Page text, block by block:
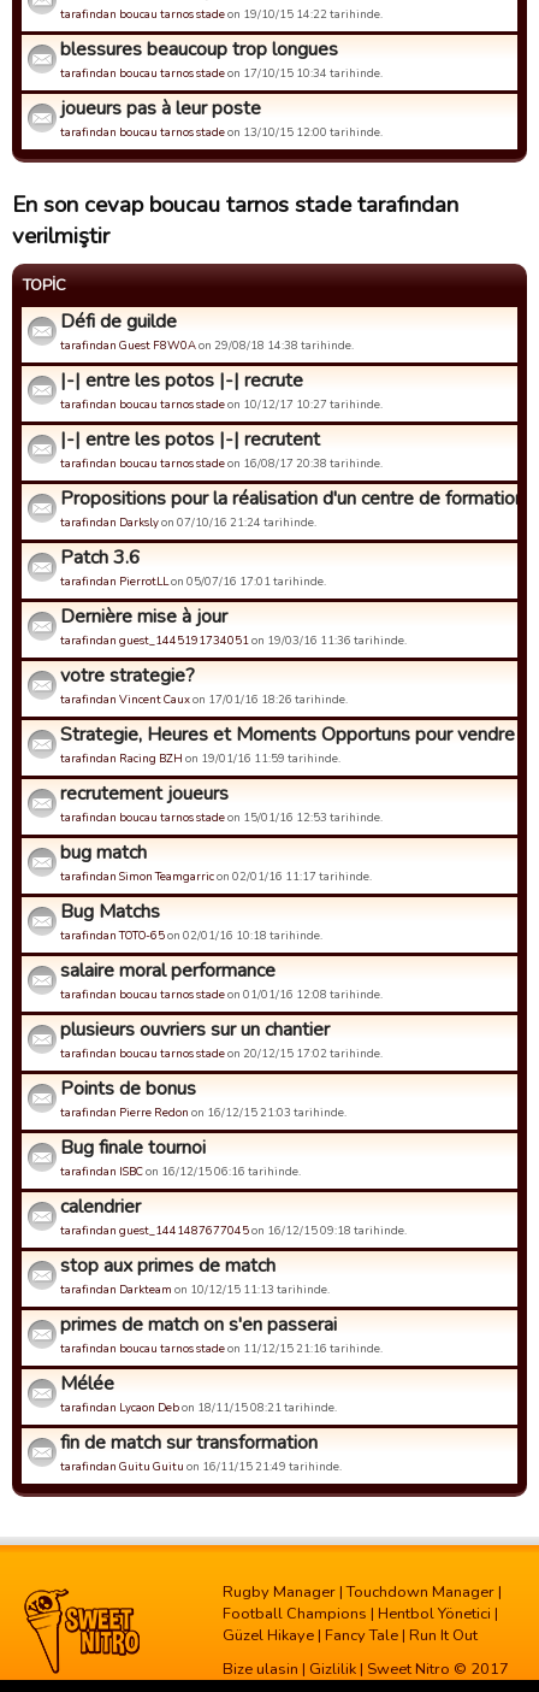
tarafindan boucau tarnos stadeon 19/10/15 14:22 tarihinde.
blessures beaucoup trop longues
tarafindan boucau tarnos stadeon 17/10/15 10:34 tarihinde.
joueurs pas à leur poste
tarafindan boucau tarnos stadeon 13/10/15 12:00 tarihinde.
En son cevap boucau tarnos stade tarafından
verilmiştir
TOPIC
Défi de guilde
tarafindan Guest F8W0Aon 29/08/18 14:38 tarihinde.
|-| entre les potos |-| recrute
tarafindan boucau tarnos stadeon 10/12/17 10:27 tarihinde.
|-| entre les potos |-| recrutent
tarafindan boucau tarnos stadeon 16/08/17 20:38 tarihinde.
Propositions pour la réalisation d'un centre de formation
tarafindan Darkslyon 07/10/16 21:24 tarihinde.
Patch 3.6
tarafindan PierrotLLon 05/07/16 17:01 tarihinde.
Dernière mise à jour
tarafindan guest_1445191734051on 19/03/16 11:36 tarihinde.
votre strategie?
tarafindan Vincent Cauxon 17/01/16 18:26 tarihinde.
Strategie, Heures et Moments Opportuns pour vendre
tarafindan Racing BZH on 19/01/16 11:59 tarihinde.
recrutement joueurs
tarafindan boucau tarnos stadeon 15/01/16 12:53 tarihinde.
bug match
tarafindan Simon Teamgarricon 02/01/16 11:17 tarihinde.
Bug Matchs
tarafindan TOTO-65on 02/01/16 10:18 tarihinde.
salaire moral performance
tarafindan boucau tarnos stadeon 01/01/16 12:08 tarihinde.
plusieurs ouvriers sur un chantier
tarafindan boucau tarnos stadeon 20/12/15 17:02 tarihinde.
Points de bonus
tarafindan Pierre Redon on 16/12/15 21:03 tarihinde.
Bug finale tournoi
tarafindan ISBCon 16/12/15 06:16 tarihinde.
calendrier
tarafindan guest_1441487677045on 16/12/15 09:18 tarihinde.
stop aux primes de match
tarafindan Darkteam on 10/12/15 11:13 tarihinde.
primes de match on s'en passerai
tarafindan boucau tarnos stadeon 11/12/15 21:16 tarihinde.
Mélée
tarafindan Lycaon Debon 18/11/15 08:21 tarihinde.
fin de match sur transformation
tarafindan Guitu Guitu on 16/11/15 21:49 tarihinde.
Rugby Manager |Touchdown Manager |
Football Champions | Hentbol Yönetici |
Güzel Hikaye | Fancy Tale | Run It Out
Bize ulasin | Gizlilik | Sweet Nitro © 2017